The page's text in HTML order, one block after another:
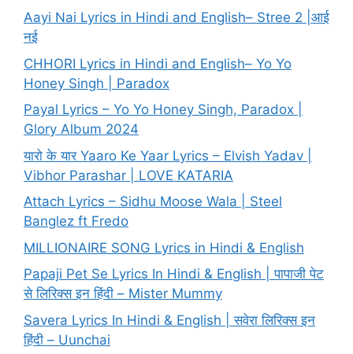
Aayi Nai Lyrics in Hindi and English– Stree 2 |आई
नई
CHHORI Lyrics in Hindi and English– Yo Yo
Honey Singh | Paradox
Payal Lyrics – Yo Yo Honey Singh, Paradox |
Glory Album 2024
यारो के यार Yaaro Ke Yaar Lyrics – Elvish Yadav |
Vibhor Parashar | LOVE KATARIA
Attach Lyrics – Sidhu Moose Wala | Steel
Banglez ft Fredo
MILLIONAIRE SONG Lyrics in Hindi & English
Papaji Pet Se Lyrics In Hindi & English | पापाजी पेट
से लिरिक्स इन हिंदी – Mister Mummy
Savera Lyrics In Hindi & English | सवेरा लिरिक्स इन
हिंदी – Uunchai